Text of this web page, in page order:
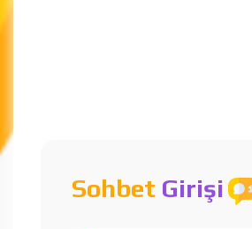
Sohbet Girişi